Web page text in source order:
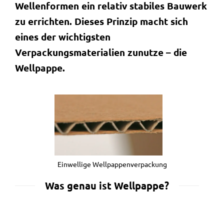
Wellenformen ein relativ stabiles Bauwerk
zu errichten. Dieses Prinzip macht sich
eines der wichtigsten
Verpackungsmaterialien zunutze – die
Wellpappe.
Einwellige Wellpappenverpackung
Was genau ist Wellpappe?